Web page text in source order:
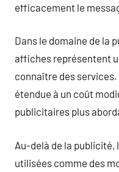
efficacement le
Dans le domaine de la
affiches représentent
connaître des
étendue à un coût
publicitaires plus
Au-delà de la
utilisées comme des